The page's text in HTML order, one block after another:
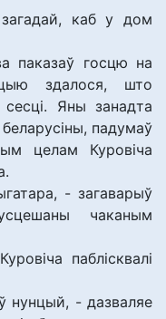
каб у дом
паказаў госцю на
здалося, што
Яны занадта
падумаў
целам Куровіча
- загаварыў
чаканым
паблісквалі
нунцый, - дазваляе